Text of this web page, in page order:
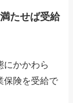
たせば受給
にかかわら
保険を受給で